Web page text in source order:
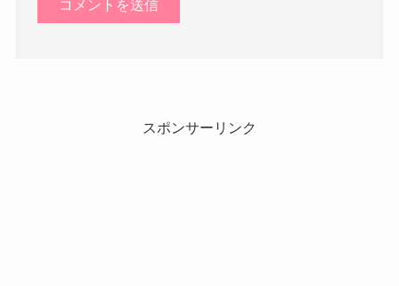
スポンサーリンク